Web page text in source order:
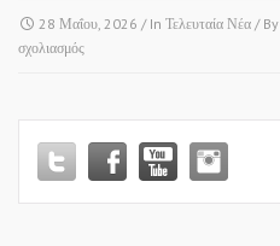
28 Μαΐου, 2026 / In Τελευταία Νέα / By
σχολιασμόςστο
ΚΩΝΣΤΑΝΤΙΝΟΥΠΟΛΙΤΙΚΑ!